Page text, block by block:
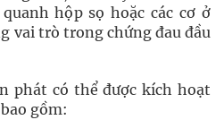
hộp sọ hoặc các cơ ở
vai trò trong chứng đau đầu
phát có thể được kích hoạt
gồm: